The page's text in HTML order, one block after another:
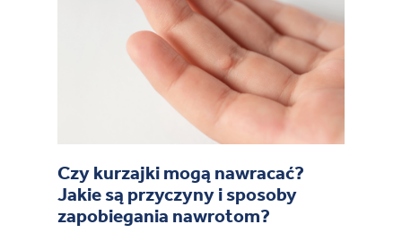
Czy kurzajki mogą nawracać?
Jakie są przyczyny i sposoby
zapobiegania nawrotom?
France (French)
Finland (Finnish)
Hong Kong (Chinese)
India (Hindi)
Ireland (Irish)